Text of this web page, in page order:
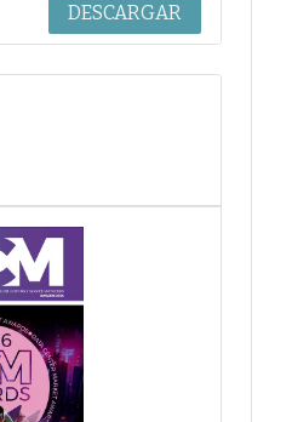
DESCARGAR